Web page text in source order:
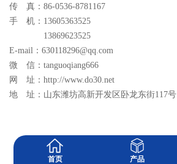
传 真：86-0536-8781167
手 机：13605363525
13869623525
E-mail：630118296@qq.com
微 信：tanguoqiang666
网 址：http://www.do30.net
地 址：山东潍坊高新开发区卧龙东街117号
首页 产品